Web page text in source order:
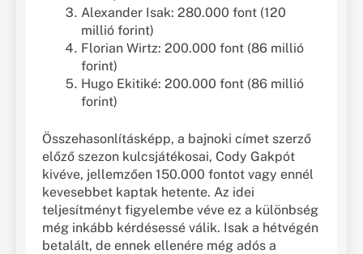
Alexander Isak: 280.000 font (120
millió forint)
Florian Wirtz: 200.000 font (86 millió
forint)
Hugo Ekitiké: 200.000 font (86 millió
forint)
Összehasonlításképp, a bajnoki címet szerző
előző szezon kulcsjátékosai, Cody Gakpót
kivéve, jellemzően 150.000 fontot vagy ennél
kevesebbet kaptak hetente. Az idei
teljesítményt figyelembe véve ez a különbség
még inkább kérdésessé válik. Isak a hétvégén
betalált, de ennek ellenére még adós a